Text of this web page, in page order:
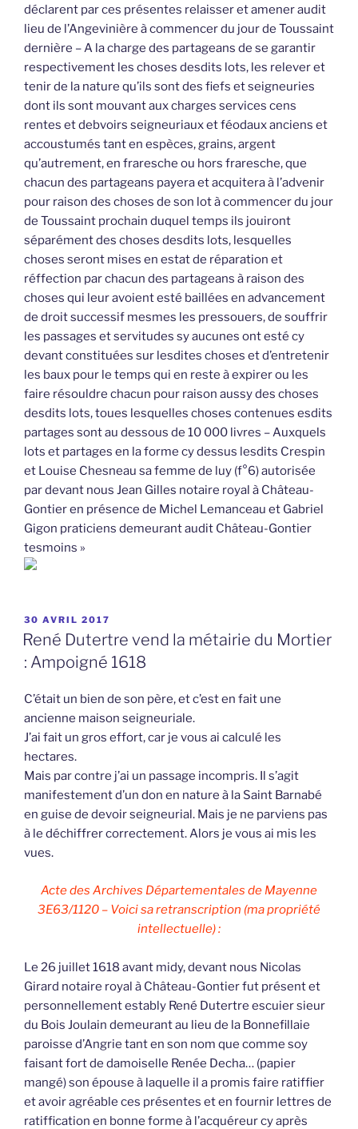
déclarent par ces présentes relaisser et amener audit
lieu de l’Angevinière à commencer du jour de Toussaint
dernière – A la charge des partageans de se garantir
respectivement les choses desdits lots, les relever et
tenir de la nature qu’ils sont des fiefs et seigneuries
dont ils sont mouvant aux charges services cens
rentes et debvoirs seigneuriaux et féodaux anciens et
accoustumés tant en espèces, grains, argent
qu’autrement, en fraresche ou hors fraresche, que
chacun des partageans payera et acquitera à l’advenir
pour raison des choses de son lot à commencer du jour
de Toussaint prochain duquel temps ils jouiront
séparément des choses desdits lots, lesquelles
choses seront mises en estat de réparation et
réffection par chacun des partageans à raison des
choses qui leur avoient esté baillées en advancement
de droit successif mesmes les pressouers, de souffrir
les passages et servitudes sy aucunes ont esté cy
devant constituées sur lesdites choses et d’entretenir
les baux pour le temps qui en reste à expirer ou les
faire résouldre chacun pour raison aussy des choses
desdits lots, toues lesquelles choses contenues esdits
partages sont au dessous de 10 000 livres – Auxquels
lots et partages en la forme cy dessus lesdits Crespin
et Louise Chesneau sa femme de luy (f°6) autorisée
par devant nous Jean Gilles notaire royal à Château-
Gontier en présence de Michel Lemanceau et Gabriel
Gigon praticiens demeurant audit Château-Gontier
tesmoins »
PUBLIÉ
LE
30 AVRIL 2017
René Dutertre vend la métairie du Mortier
: Ampoigné 1618
C’était un bien de son père, et c’est en fait une
ancienne maison seigneuriale.
J’ai fait un gros effort, car je vous ai calculé les
hectares.
Mais par contre j’ai un passage incompris. Il s’agit
manifestement d’un don en nature à la Saint Barnabé
en guise de devoir seigneurial. Mais je ne parviens pas
à le déchiffrer correctement. Alors je vous ai mis les
vues.
Acte des Archives Départementales de Mayenne
3E63/1120 – Voici sa retranscription (ma propriété
intellectuelle) :
Le 26 juillet 1618 avant midy, devant nous Nicolas
Girard notaire royal à Château-Gontier fut présent et
personnellement estably René Dutertre escuier sieur
du Bois Joulain demeurant au lieu de la Bonnefillaie
paroisse d’Angrie tant en son nom que comme soy
faisant fort de damoiselle Renée Decha… (papier
mangé) son épouse à laquelle il a promis faire ratiffier
et avoir agréable ces présentes et en fournir lettres de
ratiffication en bonne forme à l’acquéreur cy après